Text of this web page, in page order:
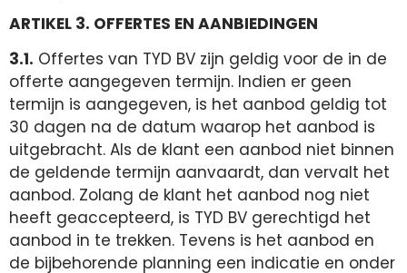
ARTIKEL 3. OFFERTES EN AANBIEDINGEN
3.1. Offertes van TYD BV zijn geldig voor de in de
offerte aangegeven termijn. Indien er geen
termijn is aangegeven, is het aanbod geldig tot
30 dagen na de datum waarop het aanbod is
uitgebracht. Als de klant een aanbod niet binnen
de geldende termijn aanvaardt, dan vervalt het
aanbod. Zolang de klant het aanbod nog niet
heeft geaccepteerd, is TYD BV gerechtigd het
aanbod in te trekken. Tevens is het aanbod en
de bijbehorende planning een indicatie en onder